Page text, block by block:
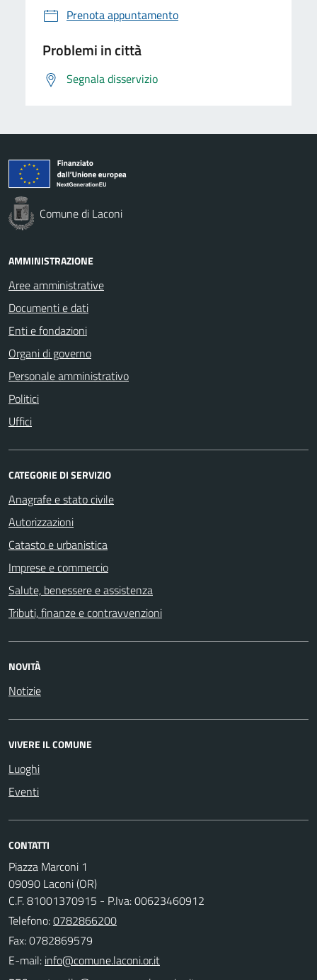
Prenota appuntamento
Problemi in città
Segnala disservizio
Comune di Laconi
AMMINISTRAZIONE
Aree amministrative
Documenti e dati
Enti e fondazioni
Organi di governo
Personale amministrativo
Politici
Uffici
CATEGORIE DI SERVIZIO
Anagrafe e stato civile
Autorizzazioni
Catasto e urbanistica
Imprese e commercio
Salute, benessere e assistenza
Tributi, finanze e contravvenzioni
NOVITÀ
Notizie
VIVERE IL COMUNE
Luoghi
Eventi
CONTATTI
Piazza Marconi 1
09090 Laconi (OR)
C.F. 81001370915 - P.Iva: 00623460912
Telefono:0782866200
Fax: 0782869579
E-mail: